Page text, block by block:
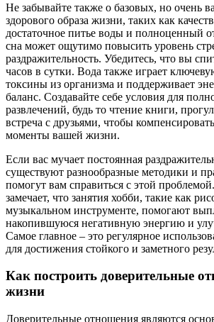
Не забывайте также о базовых, но очень
здорового образа жизни, таких как
достаточное питье воды и полноценный
сна может ощутимо повысить уровень
раздражительность. Убедитесь, что вы
часов в сутки. Вода также играет
токсины из организма и поддерживает
баланс. Создавайте себе условия для
развлечений, будь то чтение книги,
встреча с друзьями, чтобы
моменты вашей жизни.
Если вас мучает постоянная
существуют разнообразные методики и
помогут вам справиться с этой
замечает, что занятия хобби, такие как
музыкальном инструменте, помогают
накопившуюся негативную энергию и
Самое главное – это регулярное
для достижения стойкого и заметного
Как построить доверительные
жизни
Доверительные отношения являются